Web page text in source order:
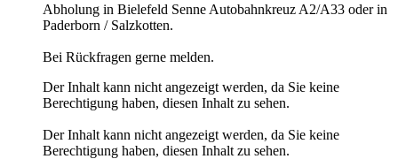
Abholung in Bielefeld Senne Autobahnkreuz A2/A33 oder in
Paderborn / Salzkotten.
Bei Rückfragen gerne melden.
Der Inhalt kann nicht angezeigt werden, da Sie keine
Berechtigung haben, diesen Inhalt zu sehen.
Der Inhalt kann nicht angezeigt werden, da Sie keine
Berechtigung haben, diesen Inhalt zu sehen.